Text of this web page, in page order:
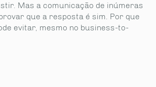
Mas a comunicação de inúmeras
que a resposta é sim. Por que
evitar, mesmo no business-to-